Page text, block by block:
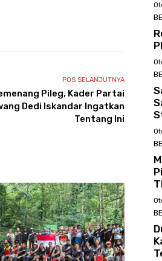
POS SELANJUTNYA
Pileg, Kader Partai
Dedi Iskandar Ingatkan
Tentang Ini